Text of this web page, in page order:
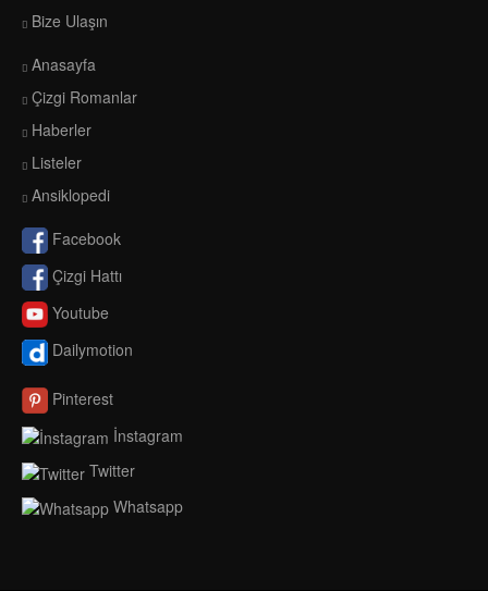
Bize Ulaşın
Anasayfa
Çizgi Romanlar
Haberler
Listeler
Ansiklopedi
Facebook
Çizgi Hattı
Youtube
Dailymotion
Pinterest
İnstagram
Twitter
Whatsapp